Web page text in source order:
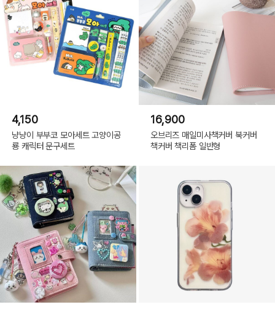
4,150
냥냥이 부부코 모아세트 고양이공
룡 캐릭터 문구세트
16,900
오브리즈 매일미사책커버 북커버
책커버 책리폼 일반형